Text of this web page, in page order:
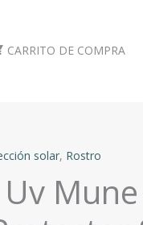
CARRITO DE COMPRA
solar, Rostro